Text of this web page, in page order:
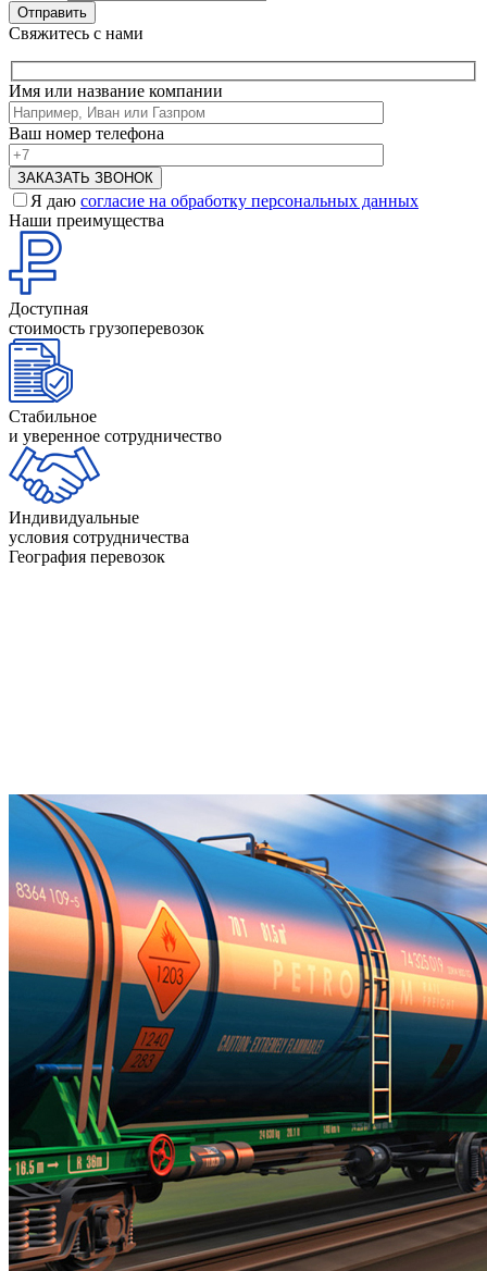
Свяжитесь с нами
Имя или название компании
Ваш номер телефона
Я даю согласие на обработку персональных данных
Наши преимущества
Доступная
стоимость грузоперевозок
Стабильное
и уверенное сотрудничество
Индивидуальные
условия сотрудничества
География перевозок